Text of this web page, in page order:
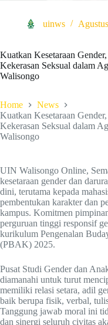
uinws
Kuatkan Kesetaraan
Kekerasan Seksual dalam
Walisongo
Home
News
Kuatkan Kesetaraan
Kekerasan Seksual dalam
Walisongo
UIN Walisongo Online,
kesetaraan gender dan
dini, terutama kepada
pembentukan karakter dan
kampus. Komitmen
perguruan tinggi responsif
kurikulum Pengenalan
(PBAK) 2025.
Pusat Studi Gender dan
diamanahi untuk turut
memiliki relasi setara, adil
baik berupa fisik, verbal,
Tanggung jawab moral ini
dan sinergi seluruh civitas